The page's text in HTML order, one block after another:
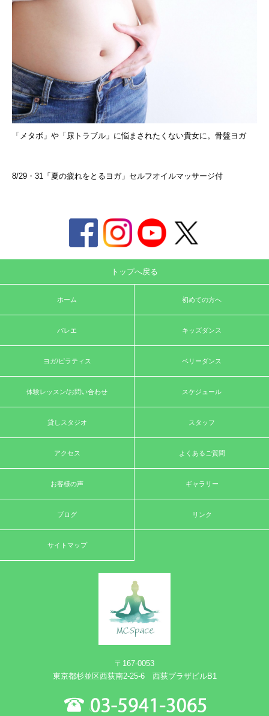
「メタボ」や「尿トラブル」に悩まされたくない貴女に。骨盤ヨガ
8/29・31「夏の疲れをとるヨガ」セルフオイルマッサージ付
トップへ戻る
ホーム 初めての方へ
バレエ キッズダンス
ヨガ/ピラティス ベリーダンス
体験レッスン/お問い合わせ スケジュール
貸しスタジオ スタッフ
アクセス よくあるご質問
お客様の声 ギャラリー
ブログ リンク
サイトマップ
〒167-0053
東京都杉並区西荻南2-25-6 西荻プラザビルB1